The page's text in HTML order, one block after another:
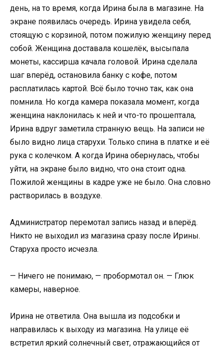
день, на то время, когда Ирина была в магазине. На
экране появилась очередь. Ирина увидела себя,
стоящую с корзиной, потом пожилую женщину перед
собой. Женщина доставала кошелёк, высыпала
монеты, кассирша качала головой. Ирина сделала
шаг вперёд, остановила банку с кофе, потом
расплатилась картой. Всё было точно так, как она
помнила. Но когда камера показала момент, когда
женщина наклонилась к ней и что-то прошептала,
Ирина вдруг заметила странную вещь. На записи не
было видно лица старухи. Только спина в платке и её
рука с колечком. А когда Ирина обернулась, чтобы
уйти, на экране было видно, что она стоит одна.
Пожилой женщины в кадре уже не было. Она словно
растворилась в воздухе.
Администратор перемотал запись назад и вперёд.
Никто не выходил из магазина сразу после Ирины.
Старуха просто исчезла.
— Ничего не понимаю, — пробормотал он. — Глюк
камеры, наверное.
Ирина не ответила. Она вышла из подсобки и
направилась к выходу из магазина. На улице её
встретил яркий солнечный свет, отражающийся от